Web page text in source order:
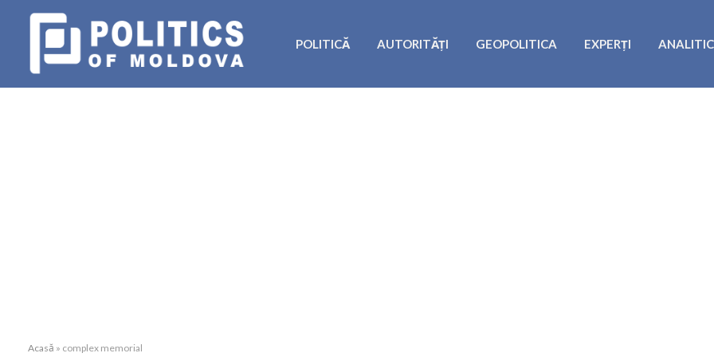
POLITICĂ AUTORITĂȚI GEOPOLITICA EXPERȚI
Acasă » complex memorial